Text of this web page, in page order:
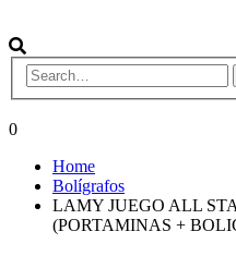
0
Home
Bolígrafos
LAMY JUEGO ALL
(PORTAMINAS +